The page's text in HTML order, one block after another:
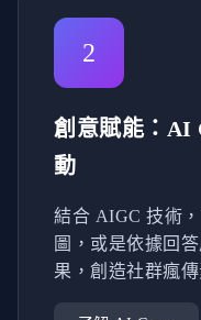
2
創意賦能：AI
動
結合 AIGC 技術
圖，或是依據回
果，創造社群瘋